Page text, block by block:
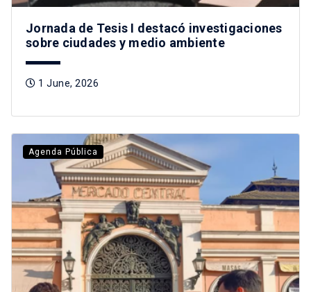
Jornada de Tesis I destacó investigaciones
sobre ciudades y medio ambiente
1 June, 2026
Agenda Pública